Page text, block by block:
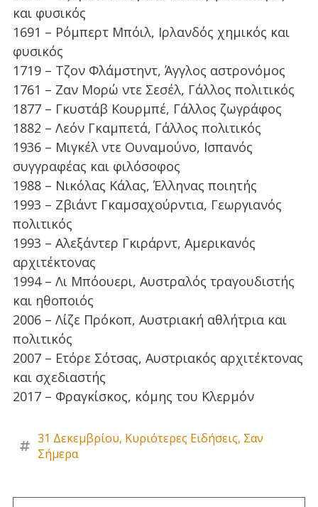
και φυσικός
1691 – Ρόμπερτ Μπόιλ, Ιρλανδός χημικός και
φυσικός
1719 – Τζον Φλάμστηντ, Άγγλος αστρονόμος
1761 – Ζαν Μορώ ντε Σεσέλ, Γάλλος πολιτικός
1877 – Γκυστάβ Κουρμπέ, Γάλλος ζωγράφος
1882 – Λεόν Γκαμπετά, Γάλλος πολιτικός
1936 – Μιγκέλ ντε Ουναμούνο, Ισπανός
συγγραφέας και φιλόσοφος
1988 – Νικόλας Κάλας, Έλληνας ποιητής
1993 – Ζβιάντ Γκαμσαχούρντια, Γεωργιανός
πολιτικός
1993 – Αλεξάντερ Γκιράρντ, Αμερικανός
αρχιτέκτονας
1994 – Λι Μπόουερι, Αυστραλός τραγουδιστής
και ηθοποιός
2006 – Λίζε Πρόκοπ, Αυστριακή αθλήτρια και
πολιτικός
2007 – Ετόρε Σότσας, Αυστριακός αρχιτέκτονας
και σχεδιαστής
2017 – Φραγκίσκος, κόμης του Κλερμόν
31 Δεκεμβρίου, Κυριότερες Ειδήσεις, Σαν
Σήμερα